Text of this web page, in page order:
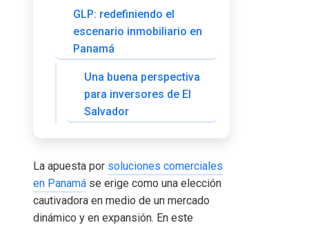
GLP: redefiniendo el
escenario inmobiliario en
Panamá
Una buena perspectiva
para inversores de El
Salvador
La apuesta por soluciones comerciales
en Panamá se erige como una elección
cautivadora en medio de un mercado
dinámico y en expansión. En este